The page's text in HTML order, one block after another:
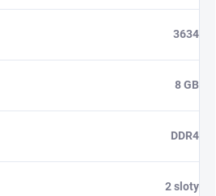
3634
8 GB
DDR4
2 sloty